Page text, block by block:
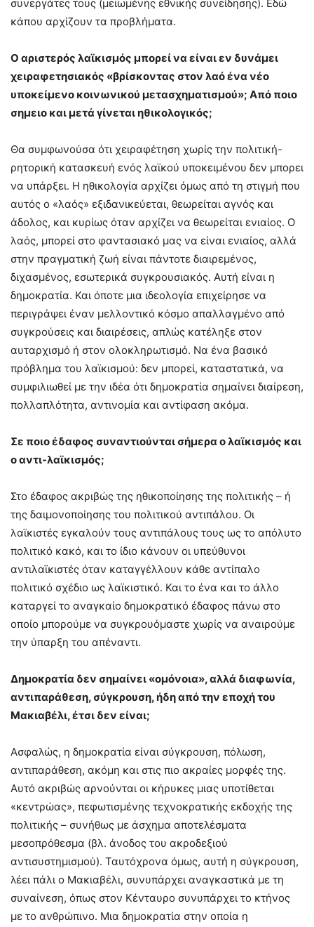
συνεργάτες τους (μειωμένης εθνικής συνείδησης). Εδώ
κάπου αρχίζουν τα προβλήματα.
Ο αριστερός λαϊκισμός μπορεί να είναι εν δυνάμει
χειραφετησιακός «βρίσκοντας στον λαό ένα νέο
υποκείμενο κοινωνικού μετασχηματισμού»; Από ποιο
σημειο και μετά γίνεται ηθικολογικός;
Θα συμφωνούσα ότι χειραφέτηση χωρίς την πολιτική-
ρητορική κατασκευή ενός λαϊκού υποκειμένου δεν μπορει
να υπάρξει. Η ηθικολογία αρχίζει όμως από τη στιγμή που
αυτός ο «λαός» εξιδανικεύεται, θεωρείται αγνός και
άδολος, και κυρίως όταν αρχίζει να θεωρείται ενιαίος. Ο
λαός, μπορεί στο φαντασιακό μας να είναι ενιαίος, αλλά
στην πραγματική ζωή είναι πάντοτε διαιρεμένος,
διχασμένος, εσωτερικά συγκρουσιακός. Αυτή είναι η
δημοκρατία. Και όποτε μια ιδεολογία επιχείρησε να
περιγράψει έναν μελλοντικό κόσμο απαλλαγμένο από
συγκρούσεις και διαιρέσεις, απλώς κατέληξε στον
αυταρχισμό ή στον ολοκληρωτισμό. Να ένα βασικό
πρόβλημα του λαϊκισμού: δεν μπορεί, καταστατικά, να
συμφιλιωθεί με την ιδέα ότι δημοκρατία σημαίνει διαίρεση,
πολλαπλότητα, αντινομία και αντίφαση ακόμα.
Σε ποιο έδαφος συναντιούνται σήμερα ο λαϊκισμός και
ο αντι-λαϊκισμός;
Στο έδαφος ακριβώς της ηθικοποίησης της πολιτικής – ή
της δαιμονοποίησης του πολιτικού αντιπάλου. Οι
λαϊκιστές εγκαλούν τους αντιπάλους τους ως το απόλυτο
πολιτικό κακό, και το ίδιο κάνουν οι υπεύθυνοι
αντιλαϊκιστές όταν καταγγέλλουν κάθε αντίπαλο
πολιτικό σχέδιο ως λαϊκιστικό. Και το ένα και το άλλο
καταργεί το αναγκαίο δημοκρατικό έδαφος πάνω στο
οποίο μπορούμε να συγκρουόμαστε χωρίς να αναιρούμε
την ύπαρξη του απέναντι.
Δημοκρατία δεν σημαίνει «ομόνοια», αλλά διαφωνία,
αντιπαράθεση, σύγκρουση, ήδη από την εποχή του
Μακιαβέλι, έτσι δεν είναι;
Ασφαλώς, η δημοκρατία είναι σύγκρουση, πόλωση,
αντιπαράθεση, ακόμη και στις πιο ακραίες μορφές της.
Αυτό ακριβώς αρνούνται οι κήρυκες μιας υποτίθεται
«κεντρώας», πεφωτισμένης τεχνοκρατικής εκδοχής της
πολιτικής – συνήθως με άσχημα αποτελέσματα
μεσοπρόθεσμα (βλ. άνοδος του ακροδεξιού
αντισυστημισμού). Ταυτόχρονα όμως, αυτή η σύγκρουση,
λέει πάλι ο Μακιαβέλι, συνυπάρχει αναγκαστικά με τη
συναίνεση, όπως στον Κένταυρο συνυπάρχει το κτήνος
με το ανθρώπινο. Μια δημοκρατία στην οποία η